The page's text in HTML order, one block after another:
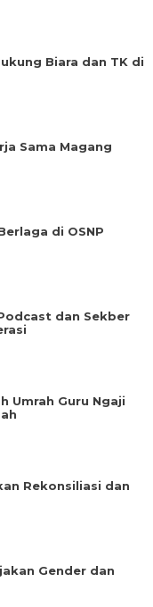
Biara dan TK di
Sama Magang
di OSNP
dan Sekber
Umrah Guru Ngaji
Rekonsiliasi dan
Gender dan